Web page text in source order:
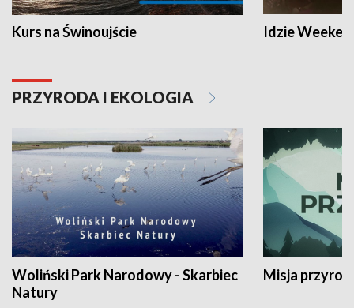
Kurs na Świnoujście Idzie
PRZYRODA I EKOLOGIA
Woliński Park Narodowy - Skarbiec
Natury
Misja